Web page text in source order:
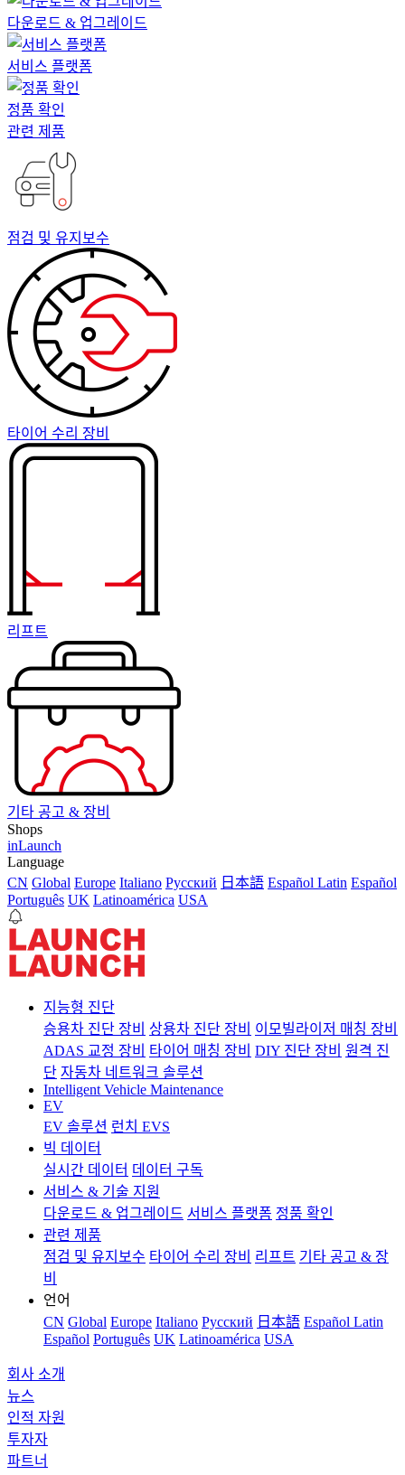
다운로드 & 업그레이드
서비스 플랫폼
정품 확인
관련 제품
점검 및 유지보수
타이어 수리 장비
리프트
기타 공고 & 장비
Shops
inLaunch
Language
CN Global Europe Italiano Pусский 日本語 Español Latin Español
Português UK Latinoamérica USA
지능형 진단
승용차 진단 장비
상용차 진단 장비
이모빌라이저 매칭 장비
ADAS 교정 장비
타이어 매칭 장비 DIY 진단 장비 원격 진
단 자동차 네트워크 솔루션
Intelligent Vehicle Maintenance
EV
EV 솔루션 런치 EVS
빅 데이터
실시간 데이터 데이터 구독
서비스 & 기술 지원
다운로드 & 업그레이드 서비스 플랫폼 정품 확인
관련 제품
점검 및 유지보수 타이어 수리 장비 리프트 기타 공고 & 장
비
언어
CN Global Europe Italiano Pусский 日本語 Español Latin
Español Português UK Latinoamérica USA
회사 소개
뉴스
인적 자원
투자자
파트너